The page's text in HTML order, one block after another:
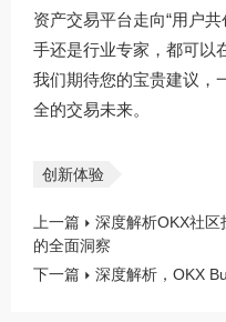
资产交易平台走向“用户
手还是行业专家，都可以
我们期待您的宝贵建议，
全的交易未来。
创新体验
上一篇
深度解析OKX社
的全面洞察
下一篇
深度解析，OKX